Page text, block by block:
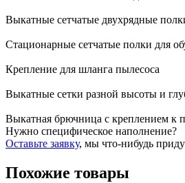
Выкатные сетчатые двухрядные
Стационарные сетчатые полки для
Крепление для шланга пылесоса
Выкатные сетки разной высоты и
Выкатная брючница с креплением к
Нужно специфическое наполнение?
Оставьте заявку, мы что-нибудь
Похожие товары